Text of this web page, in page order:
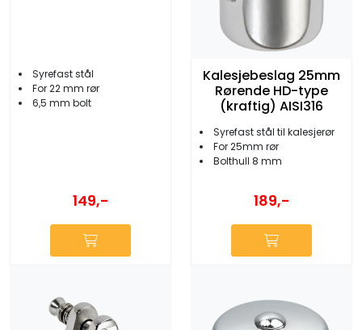
Syrefast stål
For 22 mm rør
6,5 mm bolt
149,-
Kalesjebeslag 25mm
Rørende HD-type
(kraftig) AISI316
Syrefast stål til kalesjerør
For 25mm rør
Bolthull 8 mm
189,-